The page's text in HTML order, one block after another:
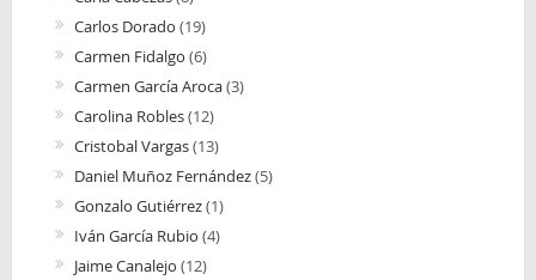
Carlos Dorado (19)
Carmen Fidalgo (6)
Carmen García Aroca(3)
Carolina Robles(12)
Cristobal Vargas(13)
Daniel Muñoz Fernández(5)
Gonzalo Gutiérrez(1)
Iván García Rubio (4)
Jaime Canalejo (12)